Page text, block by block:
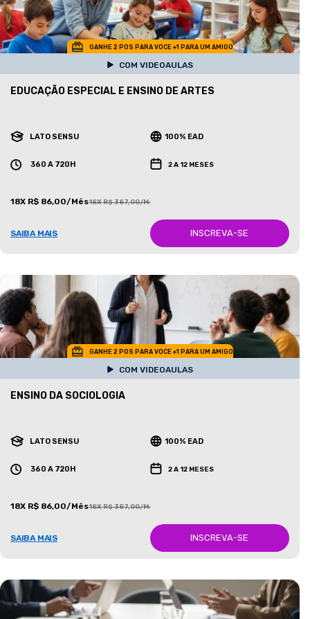
GANHE 2 POS PARA VOCE +1 PARA UM AMIGO
COM VIDEOAULAS
EDUCAÇÃO ESPECIAL E ENSINO DE ARTES
LATO SENSU 100% EAD
360 A 720H 2 A 12 MESES
18X R$ 86,00/Mês18X R$ 387,00/Mês
SAIBA MAIS INSCREVA-SE
GANHE 2 POS PARA VOCE +1 PARA UM AMIGO
COM VIDEOAULAS
ENSINO DA SOCIOLOGIA
LATO SENSU 100% EAD
360 A 720H 2 A 12 MESES
18X R$ 86,00/Mês18X R$ 387,00/Mês
SAIBA MAIS INSCREVA-SE